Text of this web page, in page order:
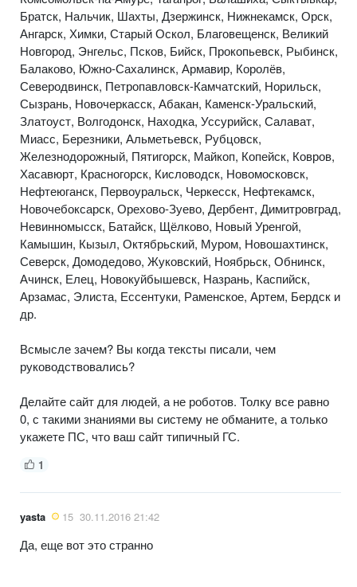
Братск, Нальчик, Шахты, Дзержинск, Нижнекамск, Орск,
Ангарск, Химки, Старый Оскол, Благовещенск, Великий
Новгород, Энгельс, Псков, Бийск, Прокопьевск, Рыбинск,
Балаково, Южно-Сахалинск, Армавир, Королёв,
Северодвинск, Петропавловск-Камчатский, Норильск,
Сызрань, Новочеркасск, Абакан, Каменск-Уральский,
Златоуст, Волгодонск, Находка, Уссурийск, Салават,
Миасс, Березники, Альметьевск, Рубцовск,
Железнодорожный, Пятигорск, Майкоп, Копейск, Ковров,
Хасавюрт, Красногорск, Кисловодск, Новомосковск,
Нефтеюганск, Первоуральск, Черкесск, Нефтекамск,
Новочебоксарск, Орехово-Зуево, Дербент, Димитровград,
Невинномысск, Батайск, Щёлково, Новый Уренгой,
Камышин, Кызыл, Октябрьский, Муром, Новошахтинск,
Северск, Домодедово, Жуковский, Ноябрьск, Обнинск,
Ачинск, Елец, Новокуйбышевск, Назрань, Каспийск,
Арзамас, Элиста, Ессентуки, Раменское, Артем, Бердск и
др.
Всмысле зачем? Вы когда тексты писали, чем
руководствовались?
Делайте сайт для людей, а не роботов. Толку все равно
0, с такими знаниями вы систему не обманите, а только
укажете ПС, что ваш сайт типичный ГС.
1
yasta 15 30.11.2016 21:42
Да, еще вот это странно